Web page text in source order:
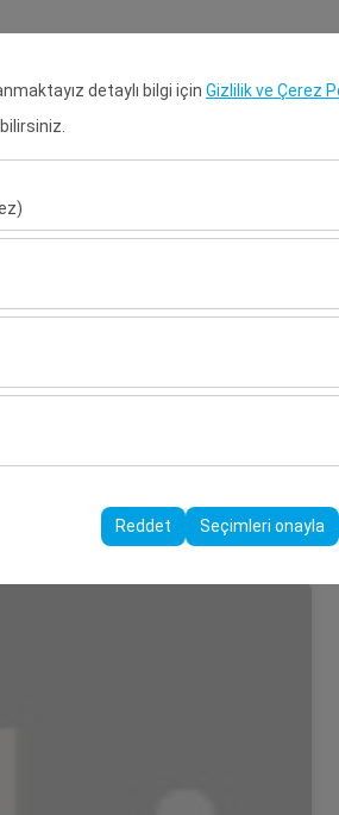
detaylı bilgi için Gizlilik ve Çerez
yönetimi ve temel işlevler için gereklidir.
en çok ziyaret edilen sayfalar, kullanıcı
ve kullanıcı deneyimini sürekli
göstermemize ve reklam
tanır.
kullanılır.
Reddet Seçimleri onayla
Kiralama